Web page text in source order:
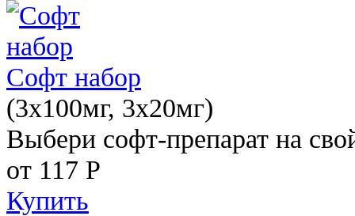
Софт набор
(3x100мг, 3x20мг)
Выбери софт-препарат на
от 117 Р
Купить